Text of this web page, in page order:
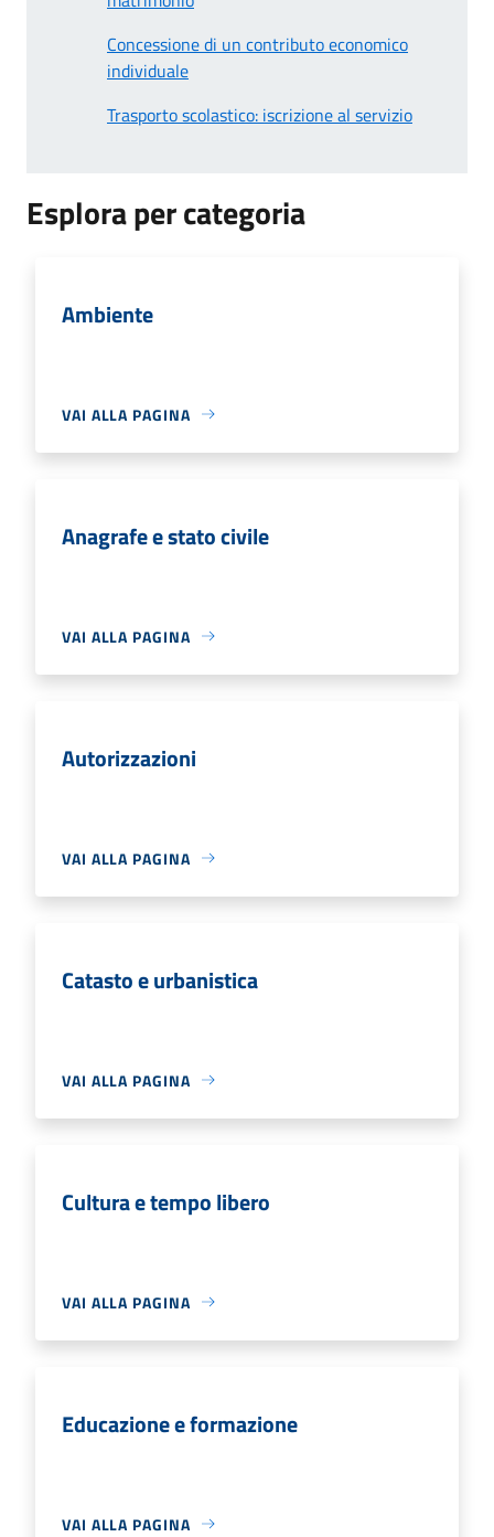
Concessione di un contributo economico
individuale
Trasporto scolastico: iscrizione al servizio
Esplora per categoria
Ambiente
VAI ALLA PAGINA
Anagrafe e stato civile
VAI ALLA PAGINA
Autorizzazioni
VAI ALLA PAGINA
Catasto e urbanistica
VAI ALLA PAGINA
Cultura e tempo libero
VAI ALLA PAGINA
Educazione e formazione
VAI ALLA PAGINA